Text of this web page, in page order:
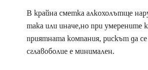
В крайна сметка алкохолътще
така или иначе,но при умерените
приятната компания, рискът да
сглавоболие е минимален.